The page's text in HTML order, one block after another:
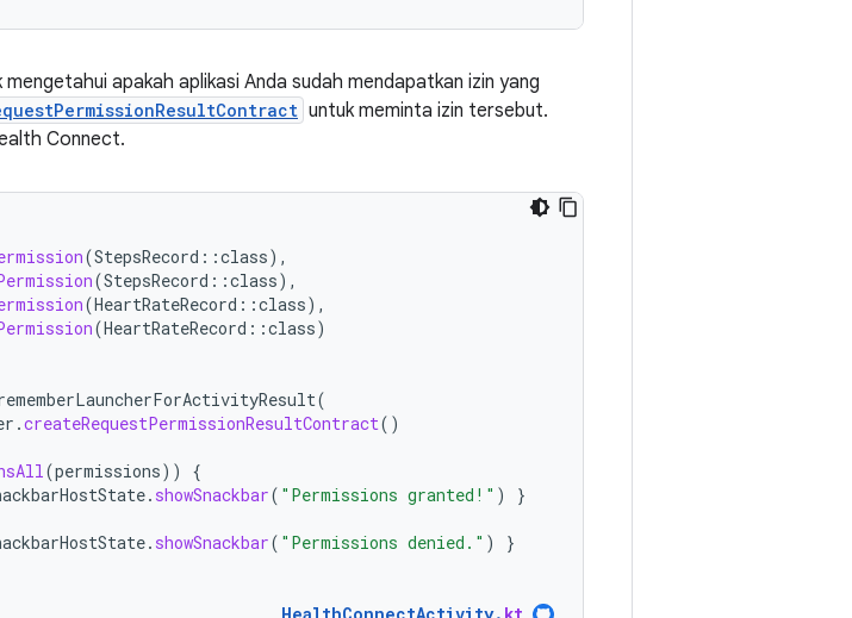
mengetahui apakah aplikasi Anda sudah mendapatkan izin yang
untuk meminta izin tersebut.
Connect.
(StepsRecord ::class),
(StepsRecord ::class),
(HeartRateRecord ::class),
(HeartRateRecord ::class)
(
.createRequestPermissionResultContract()
(permissions))
{
. showSnackbar( "Permissions granted!" )
}
. showSnackbar( "Permissions denied." )
}